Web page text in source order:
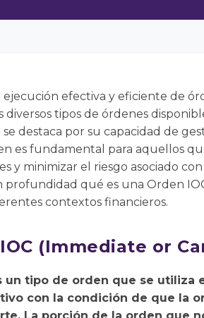
efectiva y eficiente de
tipos de órdenes
destaca por su capacidad de
es fundamental para aquellos
y minimizar el riesgo asociado
qué es una Orden
contextos financieros.
(Immediate or
un tipo de orden que se utiliza
con la condición de que la